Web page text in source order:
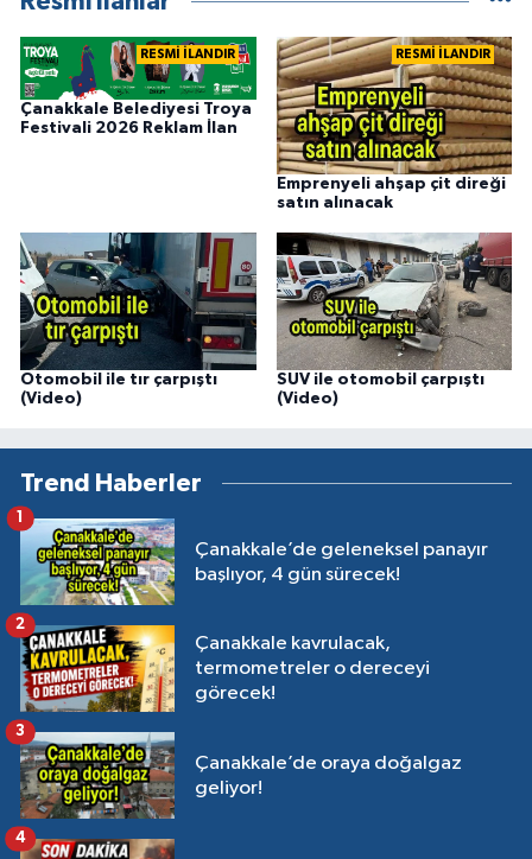
RESMİ İLANDIR
Çanakkale Belediyesi Troya
Festivali 2026 Reklam İlan
RESMİ İLANDIR
Emprenyeli ahşap çit direği
satın alınacak
Otomobil ile tır çarpıştı
(Video)
SUV ile otomobil çarpıştı
(Video)
Trend Haberler
Çanakkale’de geleneksel panayır
başlıyor, 4 gün sürecek!
Çanakkale kavrulacak,
termometreler o dereceyi
görecek!
2
Çanakkale’de oraya doğalgaz
geliyor!
3
4